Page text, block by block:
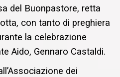
del Buonpastore, retta
con tanto di preghiera
la celebrazione
Aido, Gennaro Castaldi.
dei